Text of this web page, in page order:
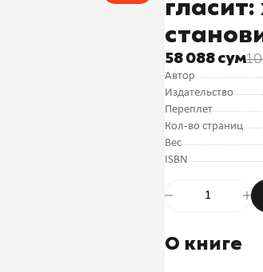
58 088 сум
Автор
Издательство
Переплет
Кол-во страниц
Вес
ISBN
О книге